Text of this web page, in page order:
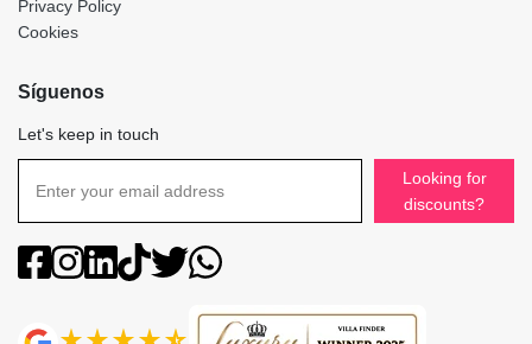
Privacy Policy
Cookies
Síguenos
Let's keep in touch
Looking for
discounts?